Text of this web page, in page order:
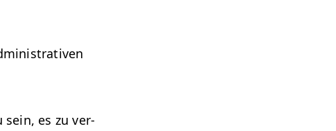
sein, es zu ver­